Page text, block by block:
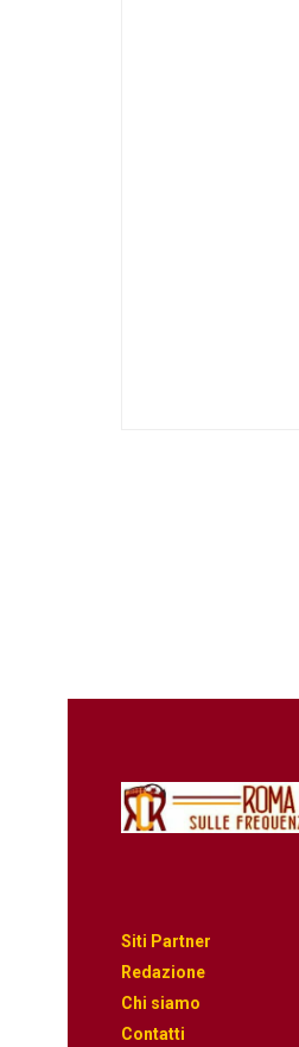
Siti Partner
Redazione
Chi siamo
Contatti